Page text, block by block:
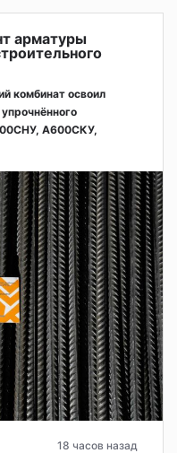
арматуры
комбинат освоил
А600СКУ,
18 часов назад